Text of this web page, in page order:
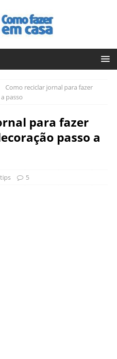
Como reciclar jornal para fazer
passo
para fazer
passo a
5